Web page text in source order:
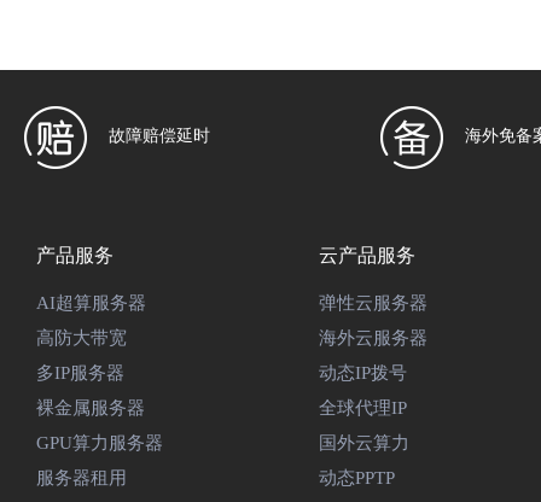
故障赔偿延时 海外免备
产品服务
AI超算服务器
高防大带宽
多IP服务器
裸金属服务器
GPU算力服务器
服务器租用
云产品服务
弹性云服务器
海外云服务器
动态IP拨号
全球代理IP
国外云算力
动态PPTP